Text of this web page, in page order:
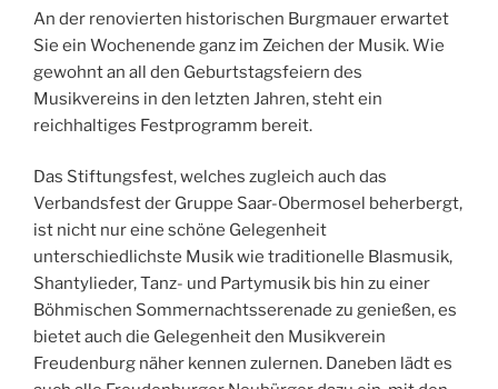
An der renovierten historischen Burgmauer erwartet
Sie ein Wochenende ganz im Zeichen der Musik. Wie
gewohnt an all den Geburtstagsfeiern des
Musikvereins in den letzten Jahren, steht ein
reichhaltiges Festprogramm bereit.
Das Stiftungsfest, welches zugleich auch das
Verbandsfest der Gruppe Saar-Obermosel beherbergt,
ist nicht nur eine schöne Gelegenheit
unterschiedlichste Musik wie traditionelle Blasmusik,
Shantylieder, Tanz- und Partymusik bis hin zu einer
Böhmischen Sommernachtsserenade zu genießen, es
bietet auch die Gelegenheit den Musikverein
Freudenburg näher kennen zulernen. Daneben lädt es